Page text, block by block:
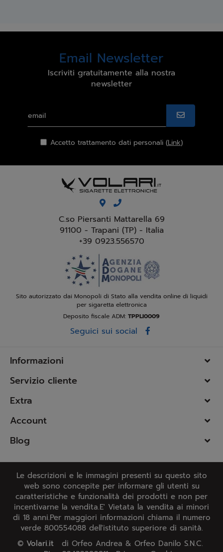
Email Newsletter
Iscriviti gratuitamente alla nostra
newsletter
Accetto trattamento dati personali (Link)
C.so Piersanti Mattarella 69
91100 - Trapani (TP) - Italia
+39 0923.556570
Sito autorizzato dai Monopoli di Stato alla vendita online di liquidi
per sigaretta elettronica
Deposito fiscale ADM: TPPLI0009
Seguici sui social
Informazioni
Servizio cliente
Extra
Account
Blog
Le descrizioni e le immagini presenti su questo sito
web sono concepite per informare gli utenti su
caratteristiche e funzionalità dei prodotti e non per
incentivarne la vendita.E' Vietata la vendita ai minori
di 18 anni.Per maggiori informazioni chiama il numero
verde 800554088 dell'istituto superiore di sanità.
© Volari.it
di Orfeo Andrea & Orfeo Danilo S.N.C.